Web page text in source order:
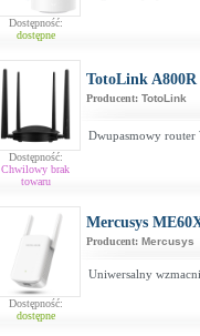
Dostępność:
dostępne
Dostępność:
Chwilowy brak
towaru
TotoLink A800R
Producent: TotoLink
Dwupasmowy
Dostępność:
dostępne
Mercusys
Producent: Mercusys
Uniwersalny